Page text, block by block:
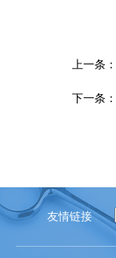
上一条：
下一条：
友情链接